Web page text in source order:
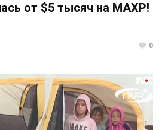
от $5 тысяч на МАХР!
0